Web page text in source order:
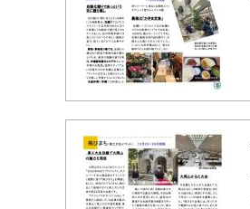
マイメディア検索